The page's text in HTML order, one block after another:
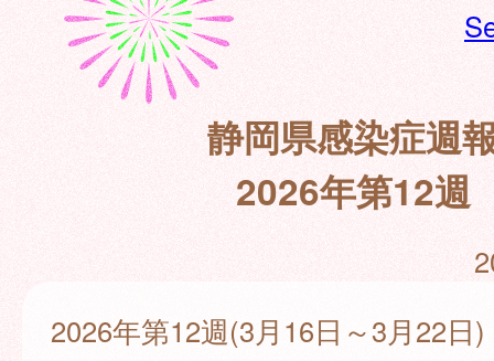
静岡県感染症週
2026年第12週
2026年第12週(3月16日～3月22日)